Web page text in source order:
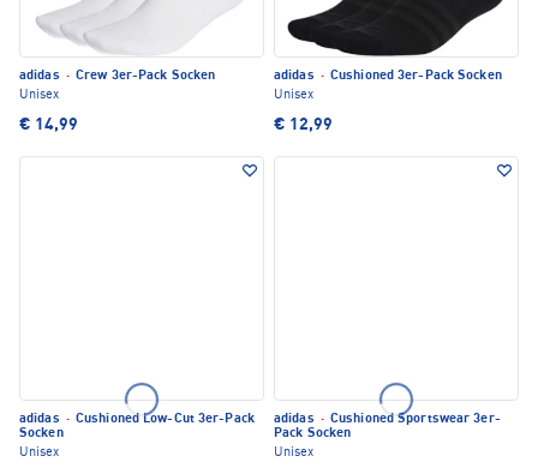
adidas · Crew 3er-Pack Socken
Unisex
€ 14,99
adidas · Cushioned 3er-Pack Socken
Unisex
€ 12,99
adidas · Cushioned Low-Cut 3er-Pack
Socken
Unisex
adidas · Cushioned Sportswear 3er-
Pack Socken
Unisex